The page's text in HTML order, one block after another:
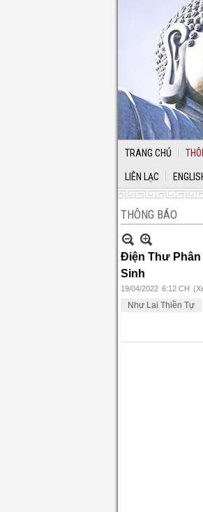
TRANG CHỦ
LIÊN LẠC
THÔNG BÁO
Điện Thư
Sinh
19/04/2022 6:12 CH
Như Lai Thiền Tự